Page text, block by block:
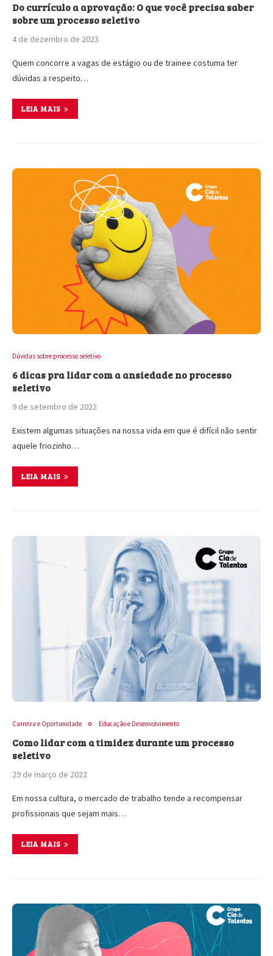
Do currículo a aprovação: O que você precisa saber
sobre um processo seletivo
4 de dezembro de 2023
Quem concorre a vagas de estágio ou de trainee costuma ter
dúvidas a respeito…
LEIA MAIS
Dúvidas sobre processo seletivo
6 dicas pra lidar com a ansiedade no processo
seletivo
9 de setembro de 2022
Existem algumas situações na nossa vida em que é difícil não sentir
aquele friozinho…
LEIA MAIS
Carreira e Oportunidade Educação e Desenvolvimento
Como lidar com a timidez durante um processo
seletivo
29 de março de 2022
Em nossa cultura, o mercado de trabalho tende a recompensar
profissionais que sejam mais…
LEIA MAIS